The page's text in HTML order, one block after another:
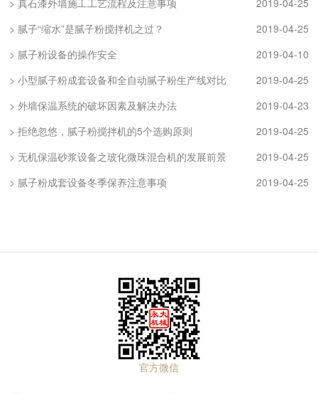
> 真石漆外墙施工工艺流程及注意事项
2019-04-25
> 腻子“缩水”是腻子粉搅拌机之过？
2019-04-25
> 腻子粉设备的操作安全
2019-04-10
> 小型腻子粉成套设备和全自动腻子粉生产线对比
2019-04-25
> 外墙保温系统的破坏因素及解决办法
2019-04-23
> 拒绝忽悠，腻子粉搅拌机的5个选购原则
2019-04-25
> 无机保温砂浆设备之玻化微珠混合机的发展前景
2019-04-25
> 腻子粉成套设备冬季保养注意事项
2019-04-25
官方微信